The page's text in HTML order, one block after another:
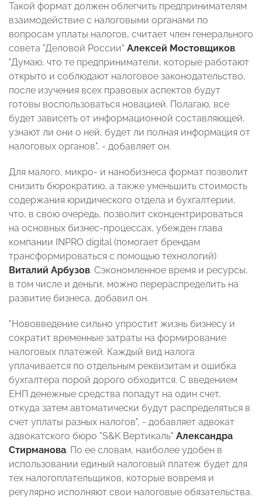
Такой формат должен облегчить предпринимателям
взаимодействие с налоговыми органами по
вопросам уплаты налогов, считает член генерального
совета "Деловой России" Алексей Мостовщиков.
"Думаю, что те предприниматели, которые работают
открыто и соблюдают налоговое законодательство,
после изучения всех правовых аспектов будут
готовы воспользоваться новацией. Полагаю, все
будет зависеть от информационной составляющей,
узнают ли они о ней, будет ли полная информация от
налоговых органов", - добавляет он.
Для малого, микро- и нанобизнеса формат позволит
снизить бюрократию, а также уменьшить стоимость
содержания юридического отдела и бухгалтерии,
что, в свою очередь, позволит сконцентрироваться
на основных бизнес-процессах, убежден глава
компании INPRO digital (помогает брендам
трансформироваться с помощью технологий)
Виталий Арбузов. Сэкономленное время и ресурсы,
в том числе и деньги, можно перераспределить на
развитие бизнеса, добавил он.
"Нововведение сильно упростит жизнь бизнесу и
сократит временные затраты на формирование
налоговых платежей. Каждый вид налога
уплачивается по отдельным реквизитам и ошибка
бухгалтера порой дорого обходится. С введением
ЕНП денежные средства попадут на один счет,
откуда затем автоматически будут распределяться в
счет уплаты разных налогов", - добавляет адвокат
адвокатского бюро "S&K Вертикаль" Александра
Стирманова. По ее словам, наиболее удобен в
использовании единый налоговый платеж будет для
тех налогоплательщиков, которые вовремя и
регулярно исполняют свои налоговые обязательства.